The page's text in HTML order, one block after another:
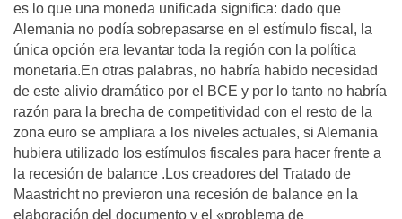
es lo que una moneda unificada significa: dado que
Alemania no podía sobrepasarse en el estímulo fiscal, la
única opción era levantar toda la región con la política
monetaria.En otras palabras, no habría habido necesidad
de este alivio dramático por el BCE y por lo tanto no habría
razón para la brecha de competitividad con el resto de la
zona euro se ampliara a los niveles actuales, si Alemania
hubiera utilizado los estímulos fiscales para hacer frente a
la recesión de balance .Los creadores del Tratado de
Maastricht no previeron una recesión de balance en la
elaboración del documento y el «problema de